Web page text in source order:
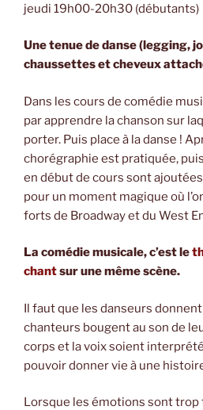
jeudi 19h00-20h30 (débutants)
Une tenue de danse (legging,
chaussettes et cheveux
Dans les cours de comédie
par apprendre la chanson sur
porter. Puis place à la danse !
chorégraphie est pratiquée,
en début de cours sont
pour un moment magique où
forts de Broadway et du West
La comédie musicale, c’est le
chantsur une même scène.
Il faut que les danseurs
chanteurs bougent au son de
corps et la voix soient
pouvoir donner vie à une
Lorsque les émotions sont